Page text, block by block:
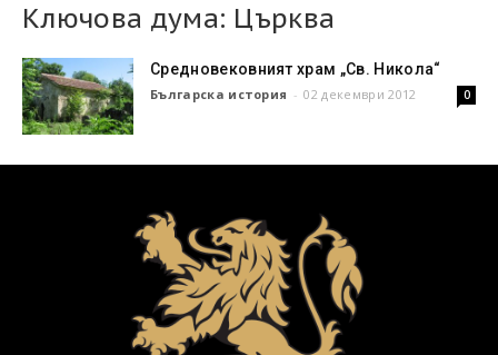
Ключова дума: Църква
Средновековният храм „Св. Никола“
Българска история - 02 декември 2012 0